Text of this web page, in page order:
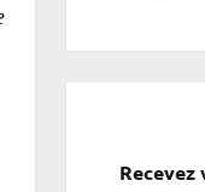
Recevez